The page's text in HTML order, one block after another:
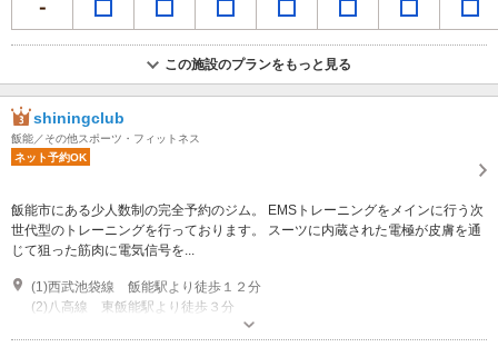
この施設のプランをもっと見る
shiningclub
飯能／その他スポーツ・フィットネス
ネット予約OK
飯能市にある少人数制の完全予約のジム。 EMSトレーニングをメインに行う次
世代型のトレーニングを行っております。 スーツに内蔵された電極が皮膚を通
じて狙った筋肉に電気信号を...
(1)西武池袋線 飯能駅より徒歩１２分
(2)八高線 東飯能駅より徒歩３分
営業時間：月曜日 １０時～２０時 火曜日 １０時～２０時 水曜日 １０